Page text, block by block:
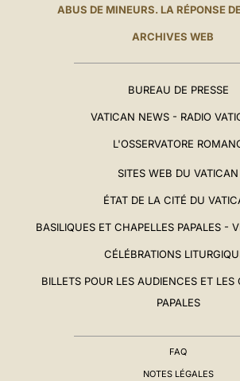
ABUS DE MINEURS. LA RÉPONSE
ARCHIVES WEB
BUREAU DE PRESSE
VATICAN NEWS - RADIO
L'OSSERVATORE
SITES WEB DU VATICAN
ÉTAT DE LA CITÉ DU
BASILIQUES ET CHAPELLES PAPALES -
CÉLÉBRATIONS
BILLETS POUR LES AUDIENCES ET LES
PAPALES
FAQ
NOTES LÉGALES